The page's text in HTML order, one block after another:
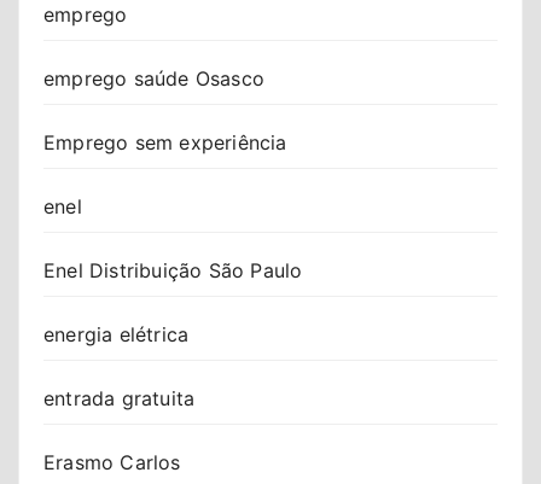
emprego
emprego saúde Osasco
Emprego sem experiência
enel
Enel Distribuição São Paulo
energia elétrica
entrada gratuita
Erasmo Carlos